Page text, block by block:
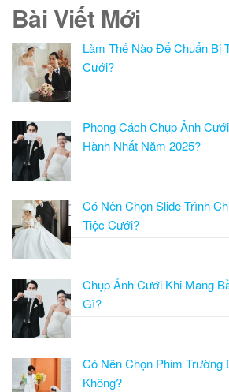
Bài Viết Mới
Làm Thế Nào Để Chuẩn Bị
Cưới?
Phong Cách Chụp Ảnh
Hành Nhất Năm 2025?
Có Nên Chọn Slide Trình
Tiệc Cưới?
Chụp Ảnh Cưới Khi Mang
Gì?
Có Nên Chọn Phim
Không?